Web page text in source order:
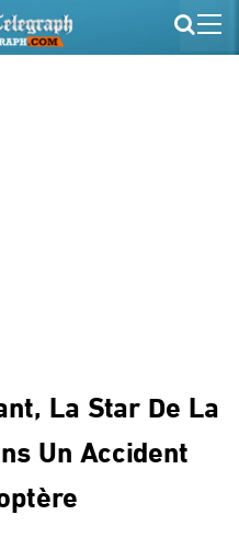
La Star De La
Un Accident